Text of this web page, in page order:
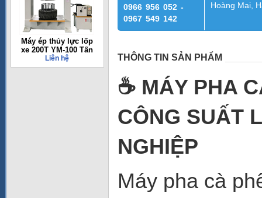
Máy ép thủy lực lốp
xe 200T YM-100 Tấn
Liên hệ
0966 956 052 -
0967 549 142
Hoàng Mai,
THÔNG TIN SẢN PHẨM
☕ MÁY PHA
CÔNG SUẤT
NGHIỆP
Máy pha cà